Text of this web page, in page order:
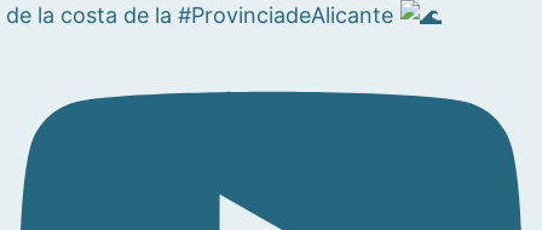
de la costa de la #ProvinciadeAlicante